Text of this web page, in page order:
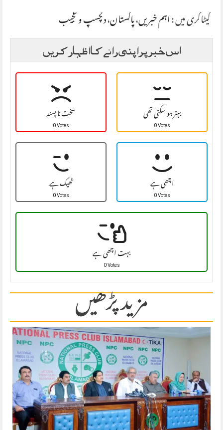
کیٹاگری میں :اہم خبریں،پاکستان،دلچسپ و عجیب
اس خبر پر اپنی رائے کا اظہار کریں
سخت نا پسند
0 Votes بہتر ہو سکتی تھی
0 Votes
ٹھیک ہے
0 Votes اچھی ہے
0 Votes
بہت اچھی ہے
0 Votes
مزید پڑھیں